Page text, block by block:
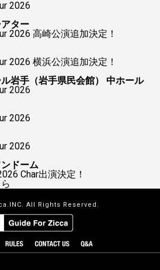
2026
ター
2026 高崎公演追加決定！
2026 横浜公演追加決定！
岩手（岩手県民会館） 中ホール
2026
2026
2026
ドーム
Char出演決定！
All Rights Reserved.